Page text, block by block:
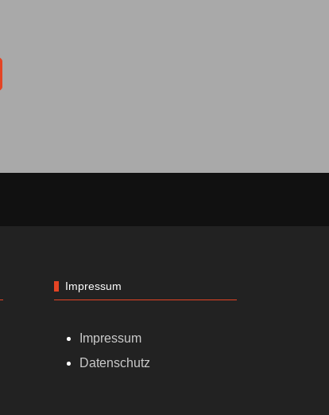
Impressum
Impressum
Datenschutz